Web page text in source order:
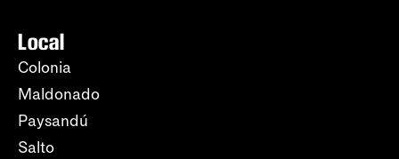
Local
Colonia
Maldonado
Paysandú
Salto